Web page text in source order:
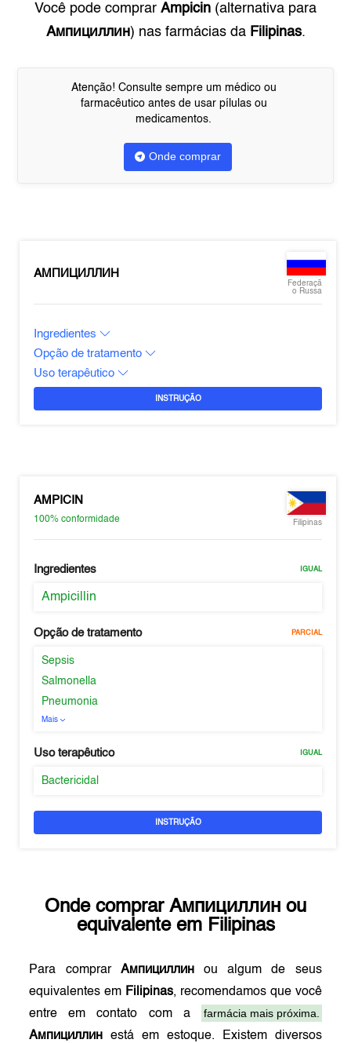
Você pode comprar Ampicin (alternativa para
Ампициллин) nas farmácias da Filipinas.
Atenção! Consulte sempre um médico ou
farmacêutico antes de usar pílulas ou
medicamentos.
Onde comprar
АМПИЦИЛЛИН
Federaçã
o Russa
Ingredientes
Opção de tratamento
Uso terapêutico
INSTRUÇÃO
AMPICIN
100%conformidade Filipinas
Ingredientes IGUAL
Ampicillin
Opção de tratamento PARCIAL
Sepsis
Salmonella
Pneumonia
Mais
Uso terapêutico IGUAL
Bactericidal
INSTRUÇÃO
Onde comprar Ампициллин ou
equivalente em Filipinas
Para comprar Ампициллинou algum de seus
equivalentes em Filipinas, recomendamos que você
entre em contato com a
farmácia mais próxima.
Ампициллин está em estoque. Existem diversos